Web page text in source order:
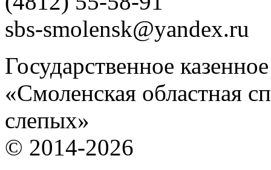
sbs-smolensk@yandex.ru
Государственное
«Смоленская областная
слепых»
© 2014-2026